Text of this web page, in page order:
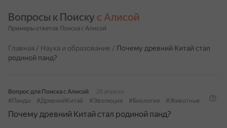
Вопросы к Поиску с Алисой
Примеры ответов Поиска с Алисой
Главная / Наука и образование / Почему древний Китай стал
родиной панд?
Вопрос для Поиска с Алисой
28 апреля
#Панды
#ДревнийКитай #Эволюция #Биология #Животные
Почему древний Китай стал родиной панд?